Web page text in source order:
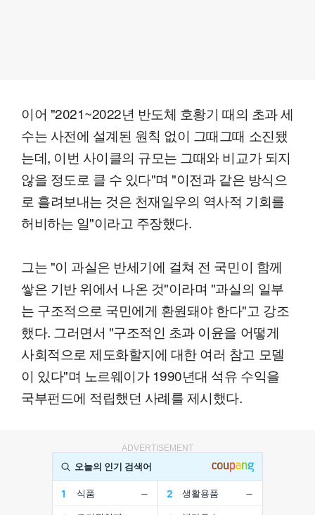
이어 "2021~2022년 반도체 호황기 때의 초과 세
수는 사전에 설계된 원칙 없이 그때그때 소진됐
는데, 이번 사이클의 규모는 그때와 비교가 되지
않을 정도로 클 수 있다"며 "이전과 같은 방식으
로 흘려보내는 것은 천재일우의 역사적 기회를
허비하는 일"이라고 주장했다.
그는 "이 과실은 반세기에 걸쳐 전 국민이 함께
쌓은 기반 위에서 나온 것"이라며 "과실의 일부
는 구조적으로 국민에게 환원돼야 한다"고 강조
했다. 그러면서 "구조적인 초과 이윤을 어떻게
사회적으로 제도화할지에 대한 여러 참고 모델
이 있다"며 노르웨이가 1990년대 석유 수익을
국부펀드에 적립했던 사례를 제시했다.
ADVERTISEMENT